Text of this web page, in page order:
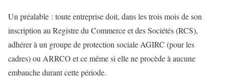
Un préalable : toute entreprise doit, dans les trois mois de son
inscription au Registre du Commerce et des Sociétés (RCS),
adhérer à un groupe de protection sociale AGIRC (pour les
cadres) ou ARRCO et ce même si elle ne procède à aucune
embauche durant cette période.